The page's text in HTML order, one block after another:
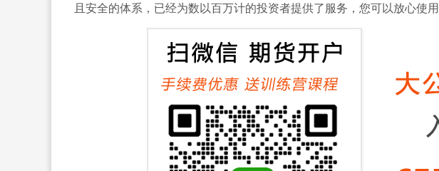
且安全的体系，已经为数以百万计的投资者提供了服务，您可以放心使